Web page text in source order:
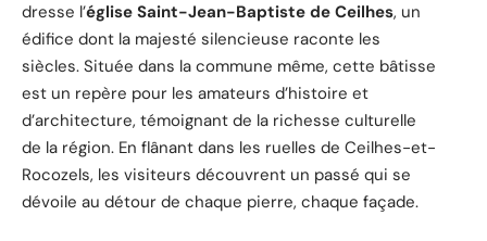
dresse l’église Saint-Jean-Baptiste de Ceilhes, un
édifice dont la majesté silencieuse raconte les
siècles. Située dans la commune même, cette bâtisse
est un repère pour les amateurs d’histoire et
d’architecture, témoignant de la richesse culturelle
de la région. En flânant dans les ruelles de Ceilhes-et-
Rocozels, les visiteurs découvrent un passé qui se
dévoile au détour de chaque pierre, chaque façade.